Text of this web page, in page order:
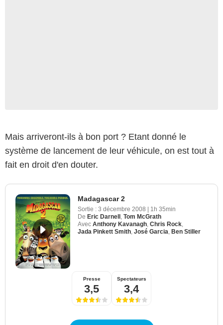
Mais arriveront-ils à bon port ? Etant donné le
système de lancement de leur véhicule, on est tout à
fait en droit d'en douter.
Madagascar 2
Sortie : 3 décembre 2008 | 1h 35min
De Eric Darnell Tom McGrath
Avec Anthony Kavanagh Chris Rock
Jada Pinkett Smith José Garcia Ben Stiller
Presse
3,5
Spectateurs
3,4